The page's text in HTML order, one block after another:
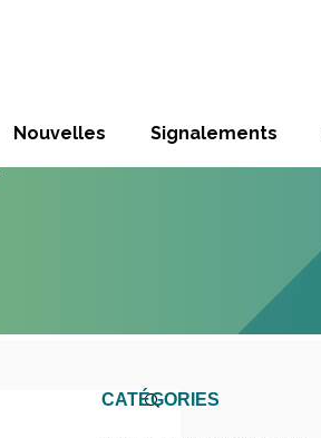
Nouvelles Signalements
CATÉGORIES